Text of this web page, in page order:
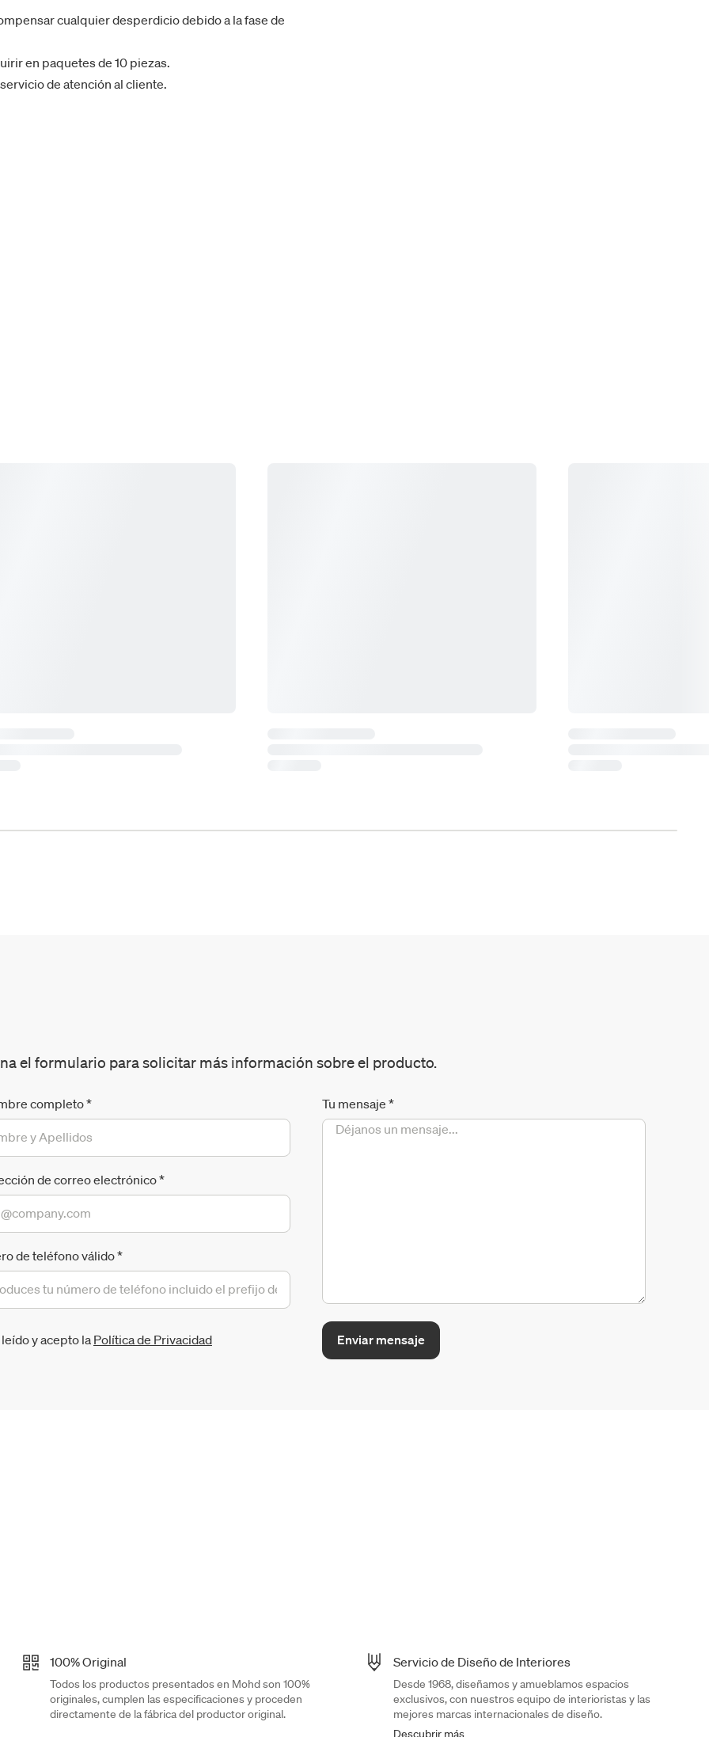
cualquier desperdicio debido a la fase de
en paquetes de 10 piezas.
de atención al cliente.
el formulario para solicitar más información sobre el producto.
completo*
de correo electrónico*
de teléfono válido*
Tu mensaje *
y acepto la Política de Privacidad Enviar mensaje
100% Original
Todos los productos presentados en Mohd son 100%
originales, cumplen las especificaciones y proceden
directamente de la fábrica del productor original.
Servicio de Diseño de Interiores
Desde 1968, diseñamos y amueblamos espacios
exclusivos, con nuestros equipo de interioristas y las
mejores marcas internacionales de diseño.
Descubrir más